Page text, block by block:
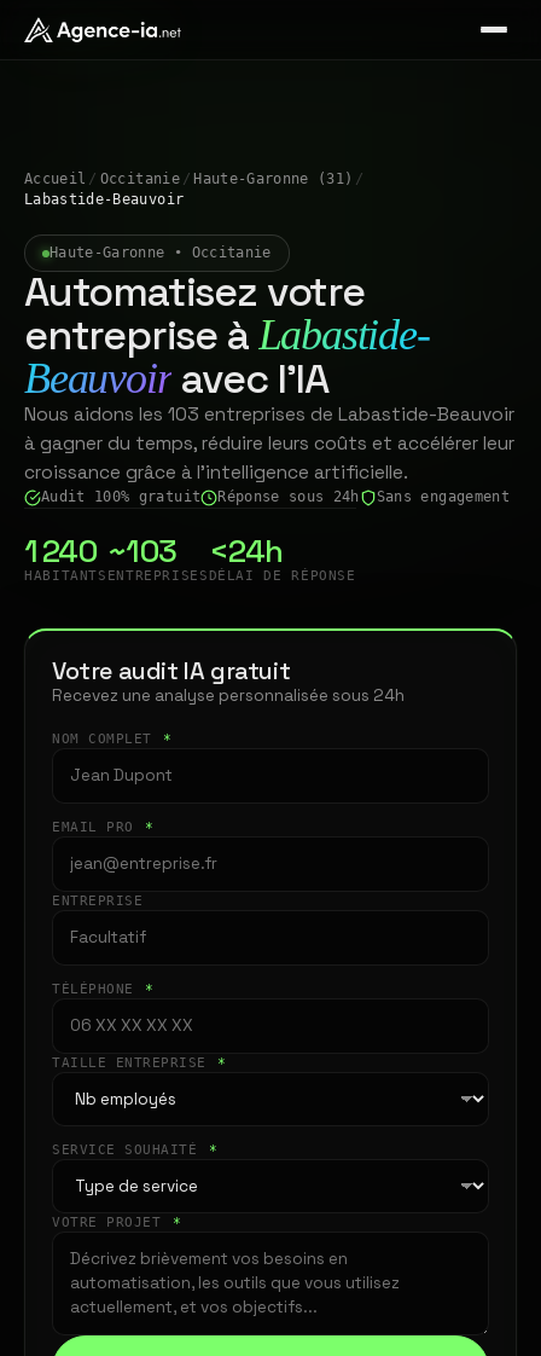
Accueil / Occitanie / Haute-Garonne (31) /
Labastide-Beauvoir
Haute-Garonne • Occitanie
Automatisez votre
entreprise à Labastide-
Beauvoir avec l'IA
Nous aidons les 103 entreprises de Labastide-Beauvoir
à gagner du temps, réduire leurs coûts et accélérer leur
croissance grâce à l'intelligence artificielle.
Audit 100% gratuit Réponse sous 24h Sans engagement
1 240
HABITANTS
~103
ENTREPRISES
<24h
DÉLAI DE RÉPONSE
Votre audit IA gratuit
Recevez une analyse personnalisée sous 24h
NOM COMPLET *
EMAIL PRO *
ENTREPRISE
TÉLÉPHONE *
TAILLE ENTREPRISE *
SERVICE SOUHAITÉ *
VOTRE PROJET *